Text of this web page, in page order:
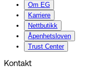
Om EG
Karriere
Nettbutikk
Åpenhetsloven
Trust Center
Kontakt